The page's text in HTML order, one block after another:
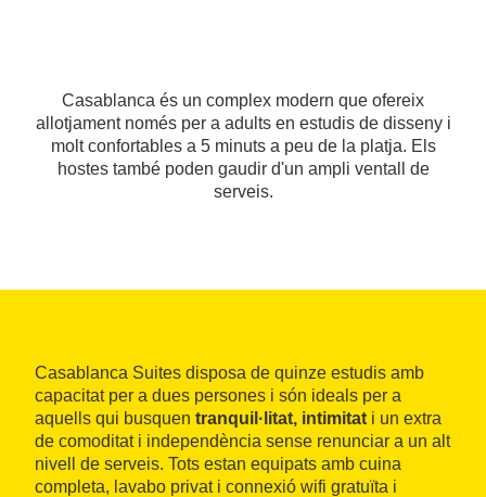
Casablanca és un complex modern que ofereix
allotjament només per a adults en estudis de disseny i
molt confortables a 5 minuts a peu de la platja. Els
hostes també poden gaudir d'un ampli ventall de
serveis.
Casablanca Suites disposa de quinze estudis amb
capacitat per a dues persones i són ideals per a
aquells qui busquen tranquil·litat, intimitat i un extra
de comoditat i independència sense renunciar a un alt
nivell de serveis. Tots estan equipats amb cuina
completa, lavabo privat i connexió wifi gratuïta i